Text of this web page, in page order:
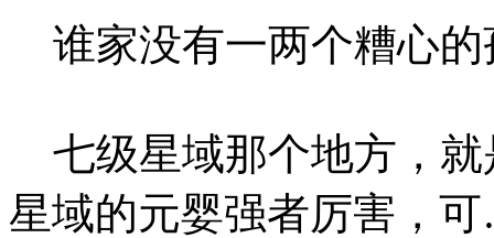
谁家没有一两个糟心的
七级星域那个地方，就
星域的元婴强者厉害，